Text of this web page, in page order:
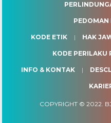
PEDOMAN
KODE ETIK HAK
KODE PERILAKU
INFO & KONTAK
COPYRIGHT © 2022.